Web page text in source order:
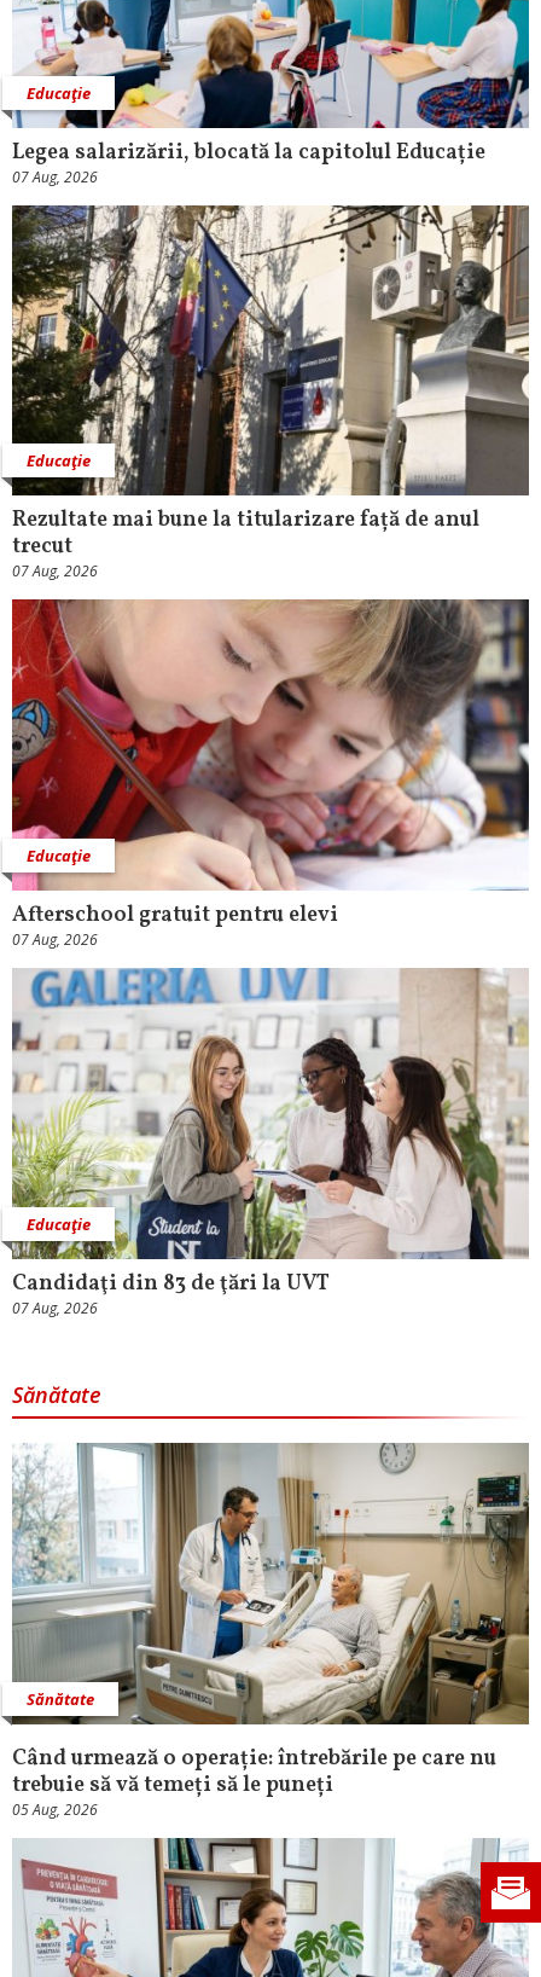
Educaţie
Legea salarizării, blocată la capitolul Educație
07 Aug, 2026
Educaţie
Rezultate mai bune la titularizare față de anul
trecut
07 Aug, 2026
Educaţie
Afterschool gratuit pentru elevi
07 Aug, 2026
Educaţie
Candidaţi din 83 de ţări la UVT
07 Aug, 2026
Sănătate
Sănătate
Când urmează o operație: întrebările pe care nu
trebuie să vă temeți să le puneți
05 Aug, 2026